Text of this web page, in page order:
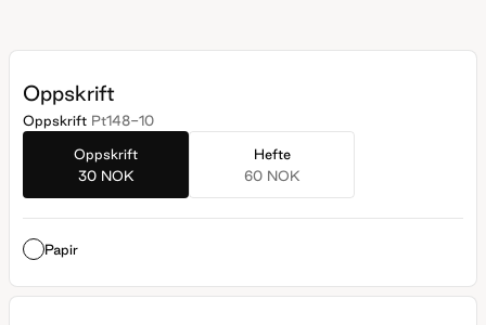
Oppskrift
Oppskrift Pt148-10
Oppskrift
30 NOK
Hefte
60 NOK
Papir